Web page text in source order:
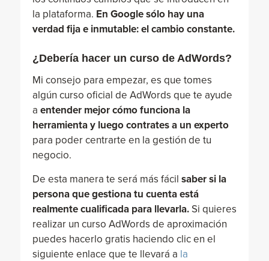
la plataforma. En Google sólo hay una
verdad fija e inmutable: el cambio constante.
¿Debería hacer un curso de AdWords?
Mi consejo para empezar, es que tomes
algún curso oficial de AdWords que te ayude
a entender mejor cómo funciona la
herramienta y luego contrates a un experto
para poder centrarte en la gestión de tu
negocio.
De esta manera te será más fácil saber si la
persona que gestiona tu cuenta está
realmente cualificada para llevarla.Si quieres
realizar un curso AdWords de aproximación
puedes hacerlo gratis haciendo clic en el
siguiente enlace que te llevará a la